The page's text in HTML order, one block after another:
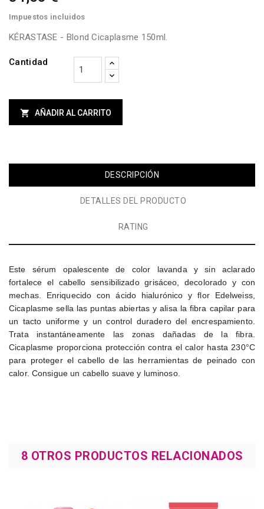
Impuestos incluidos
KÉRASTASE - Blond Cicaplasme 150ml.
Cantidad
 AÑADIR AL CARRITO
DESCRIPCIÓN
DETALLES DEL PRODUCTO
RATING
Este sérum opalescente de color lavanda y sin aclarado
fortalece el cabello sensibilizado grisáceo, decolorado y con
mechas. Enriquecido con ácido hialurónico y flor Edelweiss,
Cicaplasme sella las puntas abiertas y alisa la fibra capilar para
un tacto uniforme y un control duradero del encrespamiento.
Trata instantáneamente las zonas dañadas de la fibra.
Cicaplasme proporciona protección contra el calor hasta 230°C
para proteger el cabello de las herramientas de peinado con
calor. Consigue un cabello suave y luminoso.
8 OTROS PRODUCTOS RELACIONADOS